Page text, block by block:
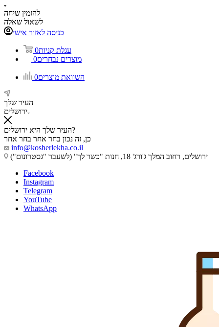
להזמין שיחה
לשאול שאלה
כניסה לאזור אישי
עגלת קניות0
מוצרים נבחרים0
השוואת מוצרים0
העיר שלך
ירושלים
העיר שלך היא ירושלים?
כן, זה נכון בחר אחר בחר אחר
info@kosherlekha.co.il
ירושלים, רחוב המלך ג'ורג' 18, חנות "כשר לך" (לשעבר "גסטרונום")
Facebook
Instagram
Telegram
YouTube
WhatsApp